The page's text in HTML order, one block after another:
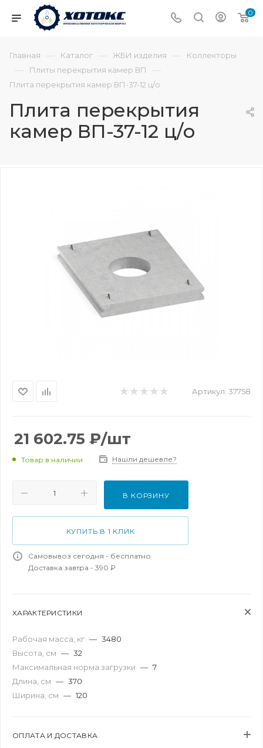
0
Главная — Каталог — ЖБИ изделия — Коллекторы
— Плиты перекрытия камер ВП —
Плита перекрытия камер ВП-37-12 ц/о
Плита перекрытия
камер ВП-37-12 ц/о
Артикул: 37758
21 602.75 ₽/шт
Товар в наличии Нашли дешевле?
В КОРЗИНУ
КУПИТЬ В 1 КЛИК
Самовывоз сегодня - бесплатно
Доставка завтра - 390 ₽
ХАРАКТЕРИСТИКИ
Рабочая масса, кг — 3480
Высота, см — 32
Максимальная норма загрузки — 7
Длина, см — 370
Ширина, см — 120
ОПЛАТА И ДОСТАВКА